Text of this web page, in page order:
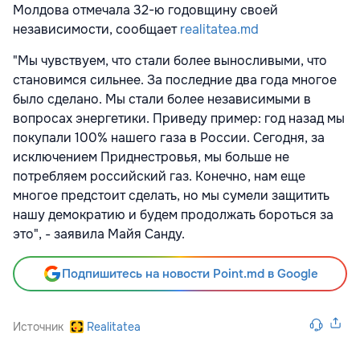
Молдова отмечала 32-ю годовщину своей
независимости, сообщаетrealitatea.md
"Мы чувствуем, что стали более выносливыми, что
становимся сильнее. За последние два года многое
было сделано. Мы стали более независимыми в
вопросах энергетики. Приведу пример: год назад мы
покупали 100% нашего газа в России. Сегодня, за
исключением Приднестровья, мы больше не
потребляем российский газ. Конечно, нам еще
многое предстоит сделать, но мы сумели защитить
нашу демократию и будем продолжать бороться за
это", - заявила Майя Санду.
Подпишитесь на новости Point.md в Google
Источник Realitatea